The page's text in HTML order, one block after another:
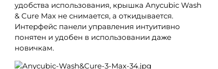
удобства использования, крышка Anycubic Wash
& Cure Max не снимается, а откидывается.
Интерфейс панели управления интуитивно
понятен и удобен в использовании даже
новичкам.